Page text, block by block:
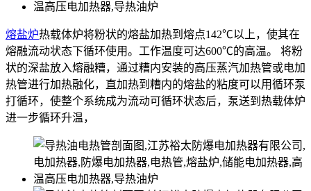
熔盐炉热载体炉将粉状的熔盐加热到熔点142℃以上，使其在
熔融流动状态下循环使用。工作温度可达600℃的高温。 将粉
状的深盐放入熔融糟，通过糟内安装的高压蒸汽加热管或电加
热管进行加热融化，直加热到糟内的熔盐的粘度可以用循环泵
打循环，使整个系统成为流动可循环状态后，泵送到热载体炉
进一步循环升温，